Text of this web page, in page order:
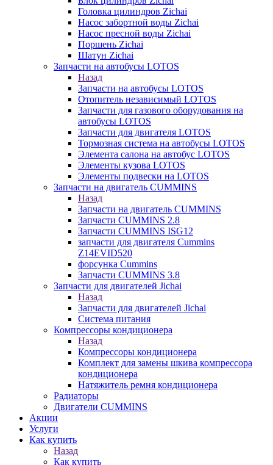
Головка цилиндров Zichai
Насос забортной воды Zichai
Насос пресной воды Zichai
Поршень Zichai
Шатун Zichai
Запчасти на автобусы LOTOS
Назад
Запчасти на автобусы LOTOS
Отопитель независимый LOTOS
Запчасти для газового оборудования на
автобусы LOTOS
Запчасти для двигателя LOTOS
Тормозная система на автобусы LOTOS
Элемента салона на автобус LOTOS
Элементы кузова LOTOS
Элементы подвески на LOTOS
Запчасти на двигатель CUMMINS
Назад
Запчасти на двигатель CUMMINS
Запчасти CUMMINS 2.8
Запчасти CUMMINS ISG12
запчасти для двигателя Cummins
Z14EVID520
форсунка Cummins
Запчасти CUMMINS 3.8
Запчасти для двигателей Jichai
Назад
Запчасти для двигателей Jichai
Система питания
Компрессоры кондиционера
Назад
Компрессоры кондиционера
Комплект для замены шкива компрессора
кондиционера
Натяжитель ремня кондиционера
Радиаторы
Двигатели CUMMINS
Акции
Услуги
Как купить
Назад
Как купить